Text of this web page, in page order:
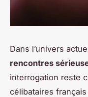
Dans l’univers
rencontres
interrogation reste
célibataires